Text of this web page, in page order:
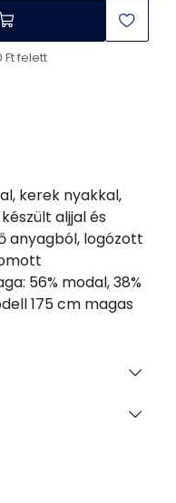
Ft felett
kerek nyakkal,
aljjal és
anyagból, logózott
56% modal, 38%
175 cm magas